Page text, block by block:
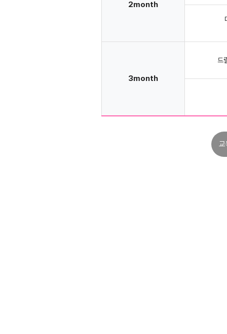
2month
3month
드